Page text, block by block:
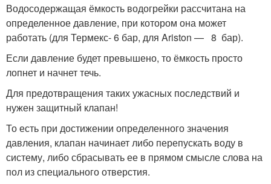
Водосодержащая ёмкость водогрейки рассчитана на
определенное давление, при котором она может
работать (для Термекс- 6 бар, для Ariston — 8 бар).
Если давление будет превышено, то ёмкость просто
лопнет и начнет течь.
Для предотвращения таких ужасных последствий и
нужен защитный клапан!
То есть при достижении определенного значения
давления, клапан начинает либо перепускать воду в
систему, либо сбрасывать ее в прямом смысле слова на
пол из специального отверстия.